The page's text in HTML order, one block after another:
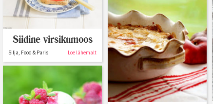
Siidine virsikumoos
Silja, Food & Paris Loe lähemalt